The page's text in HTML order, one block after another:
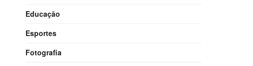
Educação
Esportes
Fotografia